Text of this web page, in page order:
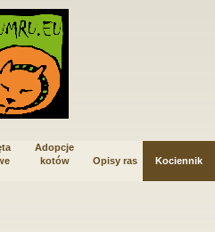
Adopcje
kotów
Opisy ras Kociennik